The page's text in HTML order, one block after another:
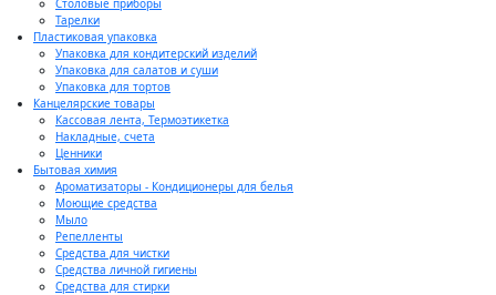
Столовые приборы
Тарелки
Пластиковая упаковка
Упаковка для кондитерский изделий
Упаковка для салатов и суши
Упаковка для тортов
Канцелярские товары
Кассовая лента, Термоэтикетка
Накладные, счета
Ценники
Бытовая химия
Ароматизаторы - Кондиционеры для белья
Моющие средства
Мыло
Репелленты
Средства для чистки
Средства личной гигиены
Средства для стирки